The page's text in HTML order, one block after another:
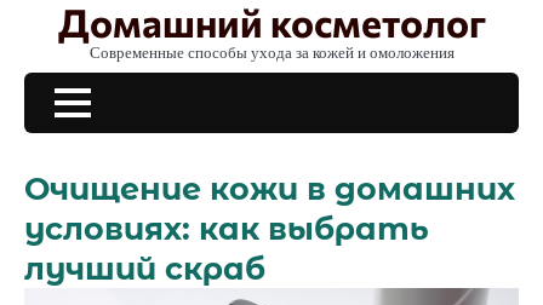
content
Домашний косметолог
Современные способы ухода за кожей и омоложения
Очищение кожи в домашних
условиях: как выбрать
лучший скраб